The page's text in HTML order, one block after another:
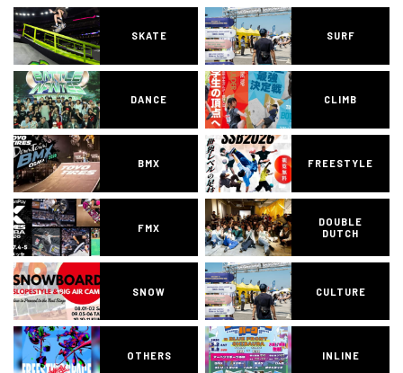
SKATE SURF
DANCE CLIMB
BMX FREESTYLE
FMX
DOUBLE
DUTCH
SNOW CULTURE
OTHERS INLINE